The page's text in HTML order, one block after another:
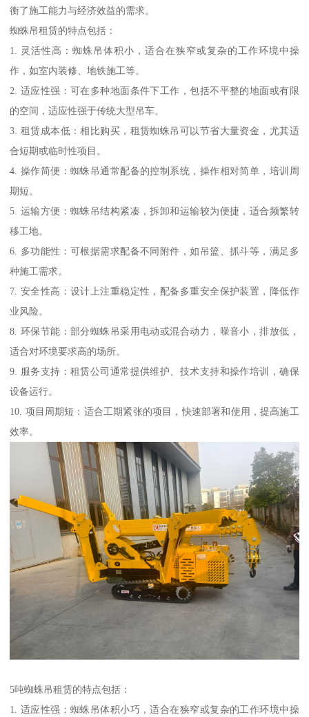
衡了施工能力与经济效益的需求。
蜘蛛吊租赁的特点包括：
1. 灵活性高：蜘蛛吊体积小，适合在狭窄或复杂的工作环境中操
作，如室内装修、地铁施工等。
2. 适应性强：可在多种地面条件下工作，包括不平整的地面或有限
的空间，适应性强于传统大型吊车。
3. 租赁成本低：相比购买，租赁蜘蛛吊可以节省大量资金，尤其适
合短期或临时性项目。
4. 操作简便：蜘蛛吊通常配备的控制系统，操作相对简单，培训周
期短。
5. 运输方便：蜘蛛吊结构紧凑，拆卸和运输较为便捷，适合频繁转
移工地。
6. 多功能性：可根据需求配备不同附件，如吊篮、抓斗等，满足多
种施工需求。
7. 安全性高：设计上注重稳定性，配备多重安全保护装置，降低作
业风险。
8. 环保节能：部分蜘蛛吊采用电动或混合动力，噪音小，排放低，
适合对环境要求高的场所。
9. 服务支持：租赁公司通常提供维护、技术支持和操作培训，确保
设备运行。
10. 项目周期短：适合工期紧张的项目，快速部署和使用，提高施工
效率。
5吨蜘蛛吊租赁的特点包括：
1. 适应性强：蜘蛛吊体积小巧，适合在狭窄或复杂的工作环境中操